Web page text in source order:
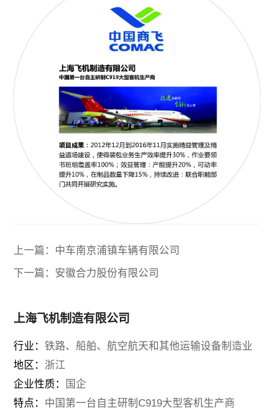
上一篇：中车南京浦镇车辆有限公司
下一篇：安徽合力股份有限公司
上海飞机制造有限公司
行业：铁路、船舶、航空航天和其他运输设备制造业
地区： 浙江
企业性质：
国企
特点： 中国第一台自主研制C919大型客机生产商